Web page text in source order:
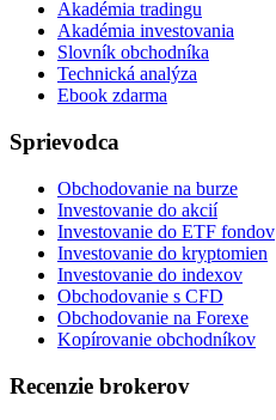
Akadémia tradingu
Akadémia investovania
Slovník obchodníka
Technická analýza
Ebook zdarma
Sprievodca
Obchodovanie na burze
Investovanie do akcií
Investovanie do ETF fondov
Investovanie do kryptomien
Investovanie do indexov
Obchodovanie s CFD
Obchodovanie na Forexe
Kopírovanie obchodníkov
Recenzie brokerov